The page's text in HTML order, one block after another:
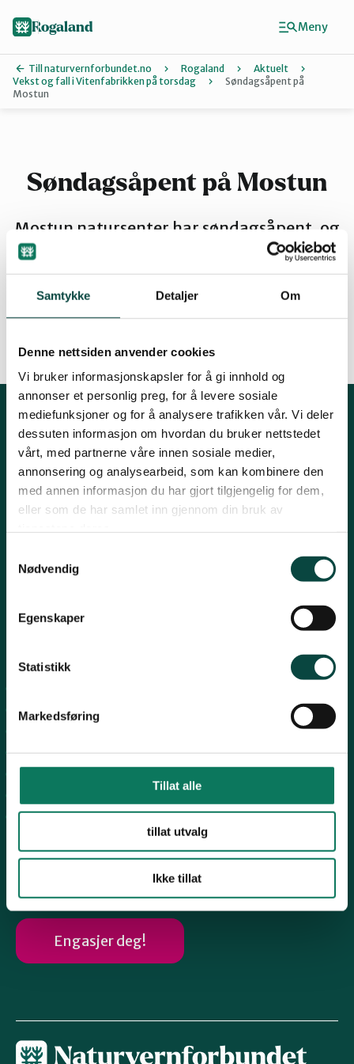
Samtykke Detaljer Om
Denne nettsiden anvender cookies
Vi bruker informasjonskapsler for å gi innhold og
annonser et personlig preg, for å levere sosiale
mediefunksjoner og for å analysere trafikken vår. Vi deler
dessuten informasjon om hvordan du bruker nettstedet
vårt, med partnerne våre innen sosiale medier,
annonsering og analysearbeid, som kan kombinere den
med annen informasjon du har gjort tilgjengelig for dem,
eller som de har samlet inn gjennom din bruk av
Nødvendig
Egenskaper
Statistikk
Markedsføring
Tillat alle
tillat utvalg
Ikke tillat
Nord-Jæren
Strand
Suldal
Vindafjord og Etne
Rogaland
Till naturvernforbundet.no Rogaland
Aktuelt
Vekst og fall i Vitenfabrikken på torsdag
Søndagsåpent på
Mostun
Søndagsåpent på Mostun
Mostun natursenter har søndagsåpent, og
vi selger kaffi, vafler og annet godt.
Velkommen!
By
20.02.2015 09:53| Sist oppdatert: 14.10.2022 11:54
Kontakt oss
Post:Henrik Ibsensgate 59, 4021 Stavanger
Besøk:Mostun natursenter, Henrik Ibsensgate 59, 4021
Stavanger.
Inge Steenslands hus, Henrik Ibsensgate 61, 4021 Stavanger
Epost: rogaland@naturvernforbundet.no
-
Suldal
Nord-Jæren
Vindafjord og Etne
Følg oss
Engasjer deg!